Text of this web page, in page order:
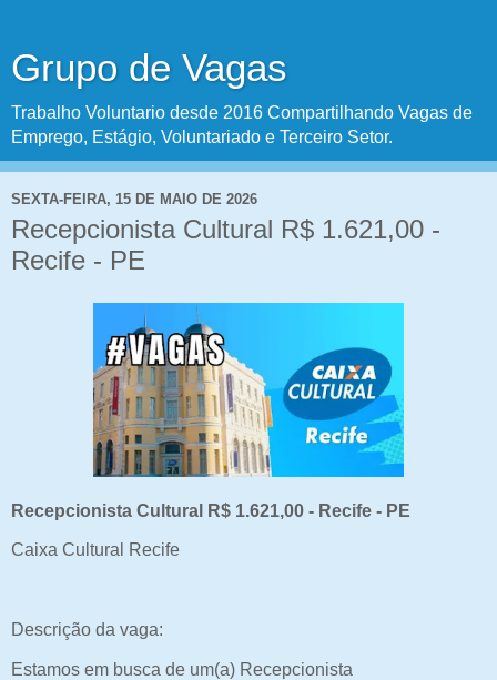
Grupo de Vagas
Trabalho Voluntario desde 2016 Compartilhando Vagas de
Emprego, Estágio, Voluntariado e Terceiro Setor.
SEXTA-FEIRA, 15 DE MAIO DE 2026
Recepcionista Cultural R$ 1.621,00 -
Recife - PE
Recepcionista Cultural R$ 1.621,00 - Recife - PE
Caixa Cultural Recife
Descrição da vaga:
Estamos em busca de um(a) Recepcionista